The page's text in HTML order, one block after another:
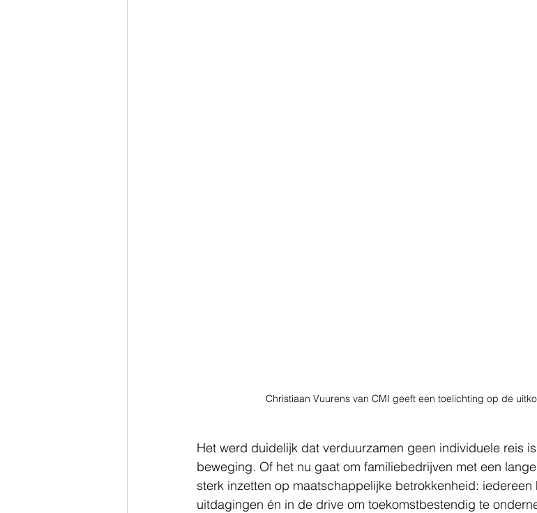
Christiaan Vuurens van CMI geeft een toelichting op de
Het werd duidelijk dat verduurzamen geen individuele reis
beweging. Of het nu gaat om familiebedrijven met een
sterk inzetten op maatschappelijke betrokkenheid:
uitdagingen én in de drive om toekomstbestendig te